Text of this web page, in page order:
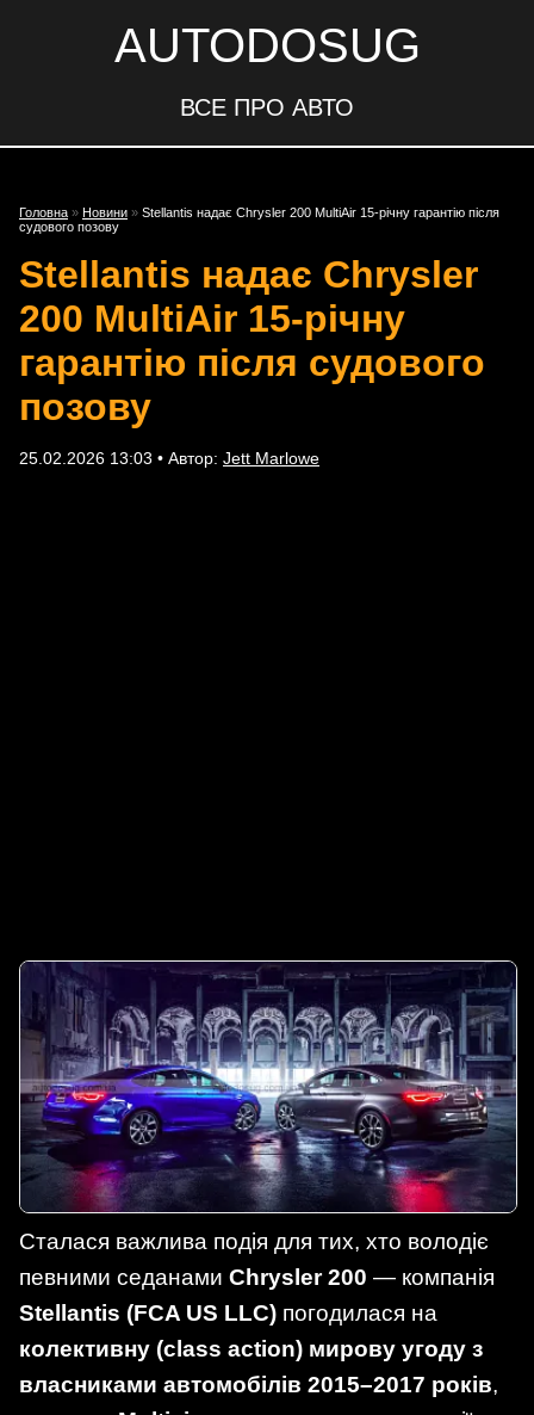
AUTODOSUG
ВСЕ ПРО АВТО
Головна » Новини » Stellantis надає Chrysler 200 MultiAir 15-річну гарантію після
судового позову
Stellantis надає Chrysler
200 MultiAir 15-річну
гарантію після судового
позову
25.02.2026 13:03 • Автор: Jett Marlowe
Сталася важлива подія для тих, хто володіє
певними седанами Chrysler 200 — компанія
Stellantis (FCA US LLC) погодилася на
колективну (class action) мирову угоду з
власниками автомобілів 2015–2017 років,